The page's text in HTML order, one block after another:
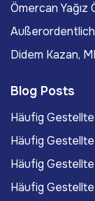
Ömercan Yağız
Didem Kazan,
Blog Posts
Häufig
Häufig
Häufig
Häufig